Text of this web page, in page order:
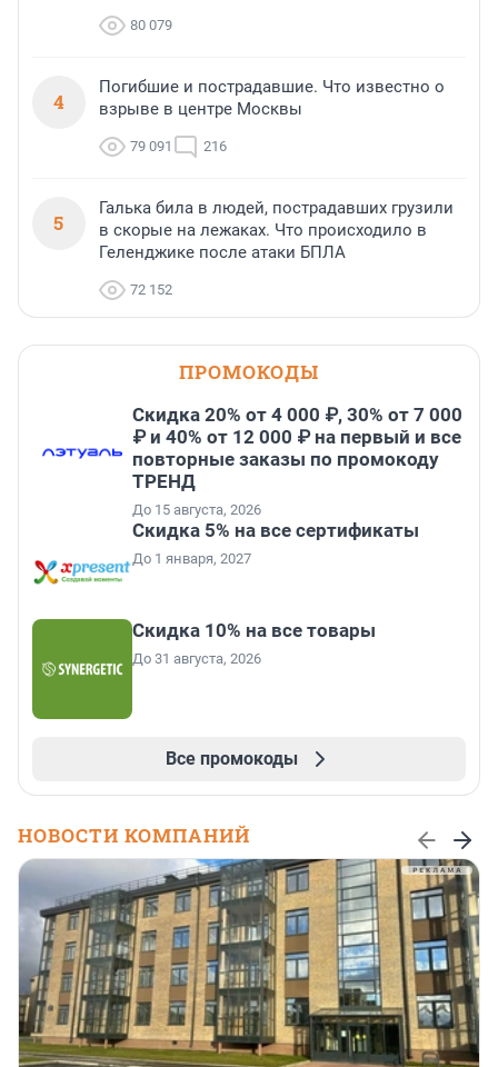
80 079
4
Погибшие и пострадавшие. Что известно о
взрыве в центре Москвы
79 091 216
5
Галька била в людей, пострадавших грузили
в скорые на лежаках. Что происходило в
Геленджике после атаки БПЛА
72 152
ПРОМОКОДЫ
Скидка 20% от 4 000 ₽, 30% от 7 000
₽ и 40% от 12 000 ₽ на первый и все
повторные заказы по промокоду
ТРЕНД
До 15 августа, 2026
Скидка 5% на все сертификаты
До 1 января, 2027
Скидка 10% на все товары
До 31 августа, 2026
Все промокоды
НОВОСТИ КОМПАНИЙ